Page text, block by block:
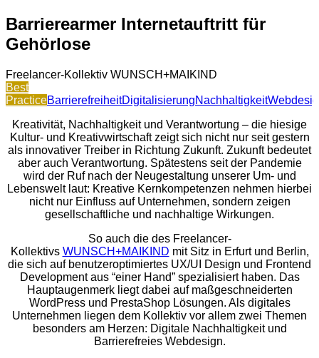
Barrierearmer Internetauftritt für
Gehörlose
Freelancer-Kollektiv WUNSCH+MAIKIND
Best
PracticeBarrierefreiheitDigitalisierungNachhaltigkeit
Kreativität, Nachhaltigkeit und Verantwortung – die hiesige
Kultur- und Kreativwirtschaft zeigt sich nicht nur seit gestern
als innovativer Treiber in Richtung Zukunft. Zukunft bedeutet
aber auch Verantwortung. Spätestens seit der Pandemie
wird der Ruf nach der Neugestaltung unserer Um- und
Lebenswelt laut: Kreative Kernkompetenzen nehmen hierbei
nicht nur Einfluss auf Unternehmen, sondern zeigen
gesellschaftliche und nachhaltige Wirkungen.
So auch die des Freelancer-
Kollektivs WUNSCH+MAIKIND mit Sitz in Erfurt und Berlin,
die sich auf benutzeroptimiertes UX/UI Design und Frontend
Development aus “einer Hand” spezialisiert haben. Das
Hauptaugenmerk liegt dabei auf maßgeschneiderten
WordPress und PrestaShop Lösungen. Als digitales
Unternehmen liegen dem Kollektiv vor allem zwei Themen
besonders am Herzen: Digitale Nachhaltigkeit und
Barrierefreies Webdesign.